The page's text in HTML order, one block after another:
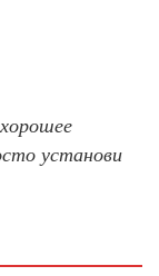
установи